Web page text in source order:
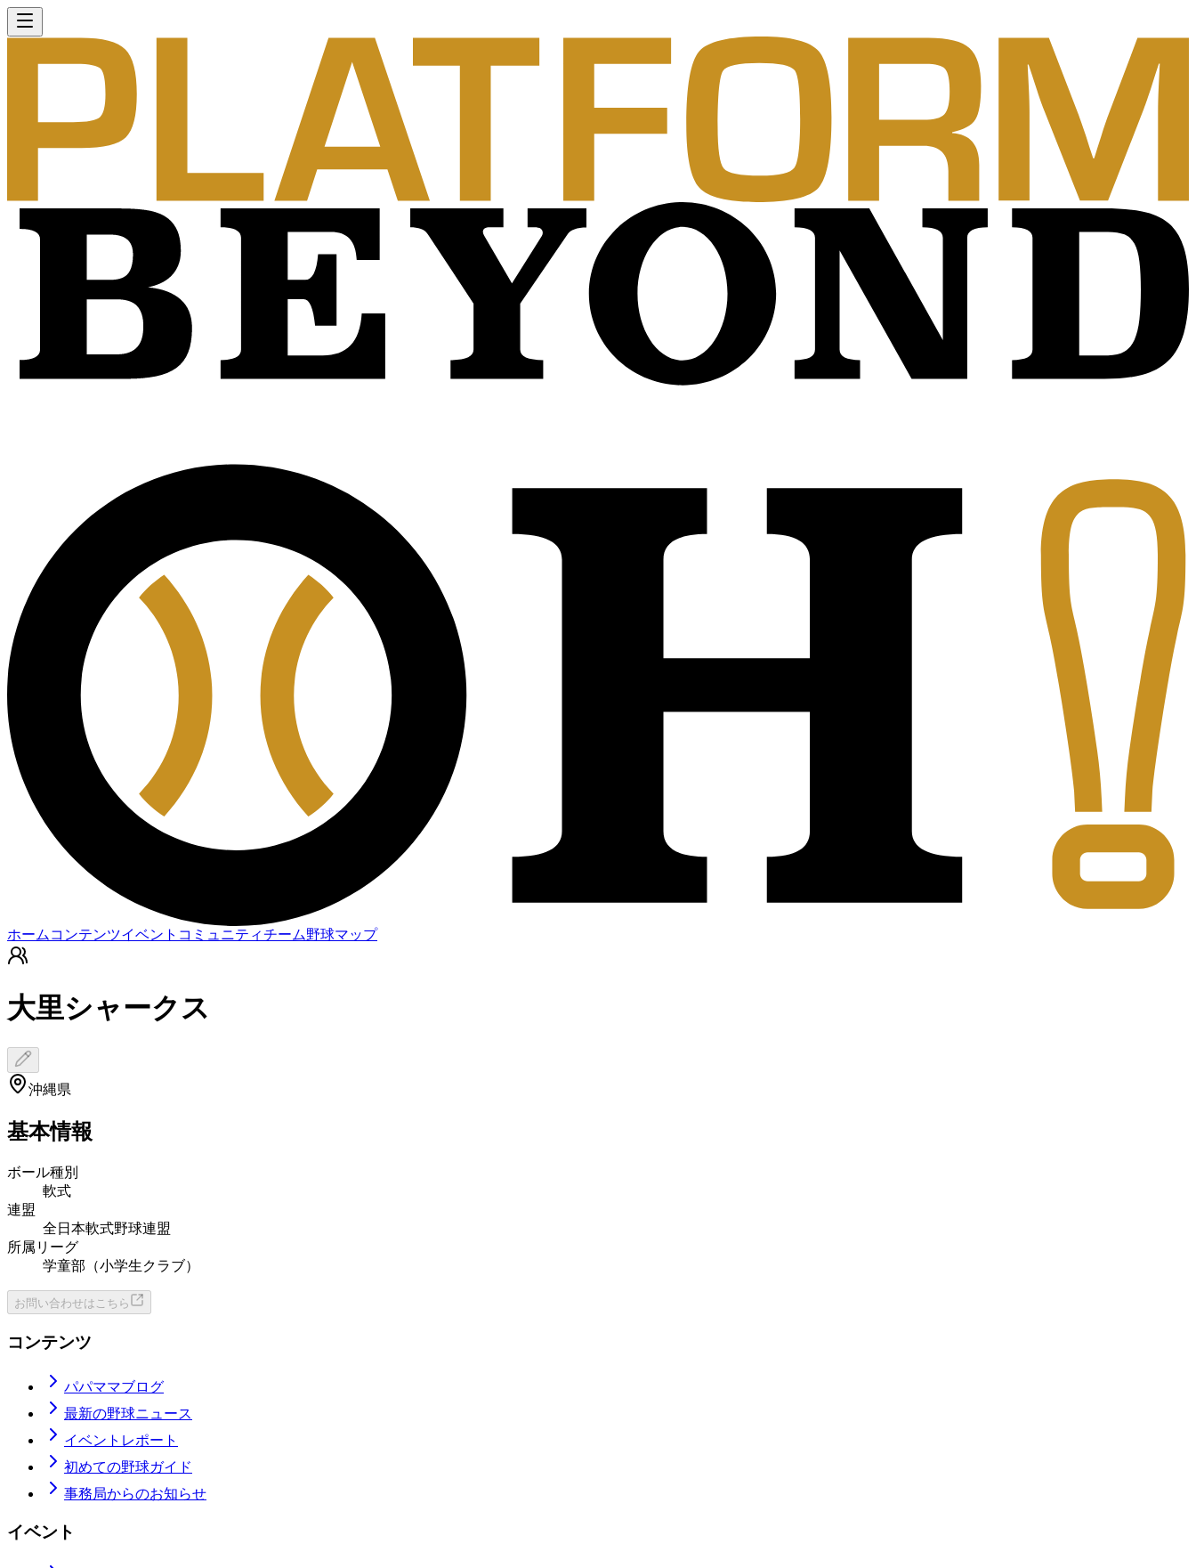
ホーム コンテンツイベント コミュニティチーム野球マップ
大里シャークス
沖縄県
基本情報
ボール種別
軟式
連盟
全日本軟式野球連盟
所属リーグ
学童部（小学生クラブ）
お問い合わせはこちら
コンテンツ
パパママブログ
最新の野球ニュース
イベントレポート
初めての野球ガイド
事務局からのお知らせ
イベント